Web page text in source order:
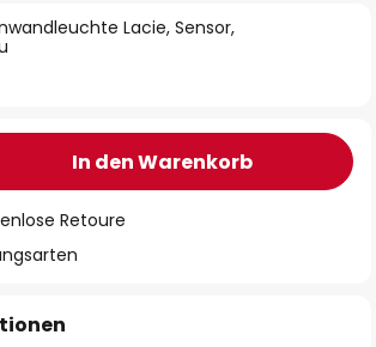
Lacie, Sensor,
In den Warenkorb
Retoure